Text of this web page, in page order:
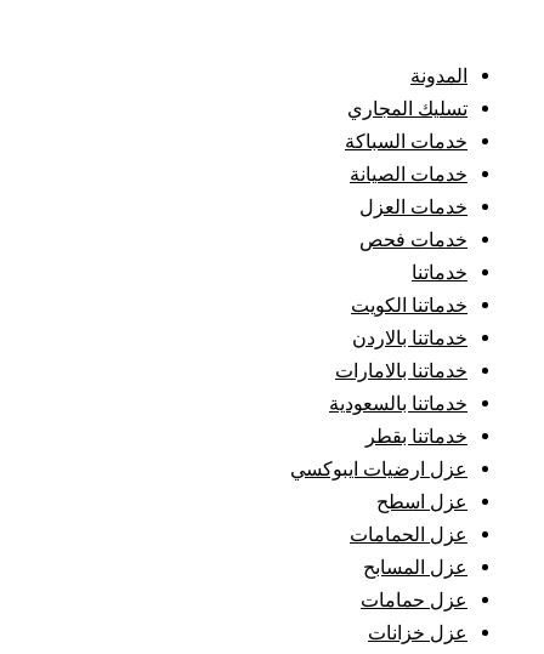
المدونة
تسليك المجاري
خدمات السباكة
خدمات الصيانة
خدمات العزل
خدمات فحص
خدماتنا
خدماتنا الكويت
خدماتنا بالاردن
خدماتنا بالامارات
خدماتنا بالسعودية
خدماتنا بقطر
عزل ارضيات ايبوكسي
عزل اسطح
عزل الحمامات
عزل المسابح
عزل حمامات
عزل خزانات